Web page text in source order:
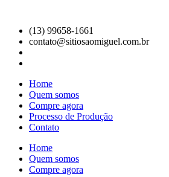
conteúdo
(13) 99658-1661
contato@sitiosaomiguel.com.br
Home
Quem somos
Compre agora
Processo de Produção
Contato
Home
Quem somos
Compre agora